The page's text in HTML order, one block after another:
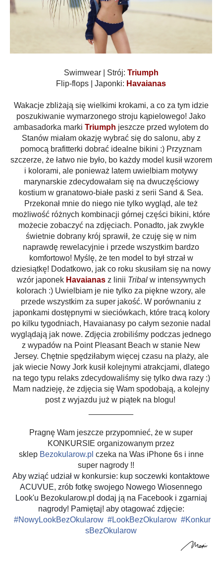
Swimwear | Strój: Triumph
Flip-flops | Japonki: Havaianas
Wakacje zbliżają się wielkimi krokami, a co za tym idzie
poszukiwanie wymarzonego stroju kąpielowego! Jako
ambasadorka marki Triumph jeszcze przed wylotem do
Stanów miałam okazję wybrać się do salonu, aby z
pomocą brafitterki dobrać idealne bikini :) Przyznam
szczerze, że łatwo nie było, bo każdy model kusił wzorem
i kolorami, ale ponieważ latem uwielbiam motywy
marynarskie zdecydowałam się na dwuczęściowy
kostium w granatowo-białe paski z serii Sand & Sea.
Przekonał mnie do niego nie tylko wygląd, ale też
możliwość różnych kombinacji górnej części bikini, które
możecie zobaczyć na zdjęciach. Ponadto, jak zwykle
świetnie dobrany krój sprawił, że czuję się w nim
naprawdę rewelacyjnie i przede wszystkim bardzo
komfortowo! Myślę, że ten model to był strzał w
dziesiątkę! Dodatkowo, jak co roku skusiłam się na nowy
wzór japonek Havaianasz linii Tribal w intensywnych
kolorach :) Uwielbiam je nie tylko za piękne wzory, ale
przede wszystkim za super jakość. W porównaniu z
japonkami dostępnymi w sieciówkach, które tracą kolory
po kilku tygodniach, Havaianasy po całym sezonie nadal
wyglądają jak nowe. Zdjęcia zrobiliśmy podczas jednego
z wypadów na Point Pleasant Beach w stanie New
Jersey. Chętnie spędziłabym więcej czasu na plaży, ale
jak wiecie Nowy Jork kusił kolejnymi atrakcjami, dlatego
na tego typu relaks zdecydowaliśmy się tylko dwa razy :)
Mam nadzieję, że zdjęcia się Wam spodobają, a kolejny
post z wyjazdu już w piątek na blogu!
Pragnę Wam jeszcze przypomnieć, że w super
KONKURSIE organizowanym przez
sklep Bezokularow.pl czeka na Was iPhone 6s i inne
super nagrody !!
Aby wziąć udział w konkursie: kup soczewki kontaktowe
ACUVUE, zrób fotkę swojego Nowego Wiosennego
Look'u Bezokularow.pl dodaj ją na Facebook i zgarniaj
nagrody! Pamiętaj! aby otagować zdjęcie:
‪#‎NowyLookBezOkularow‬ ‪#‎LookBezOkularow‬ ‪#‎Konkur
sBezOkularow